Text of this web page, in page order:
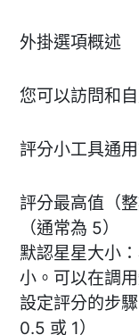
外掛選項概述
您可以訪問和
評分小工具通
評分最高值（
（通常為 5）
默認星星大小
小。可以在調
設定評分的步
0.5 或 1）